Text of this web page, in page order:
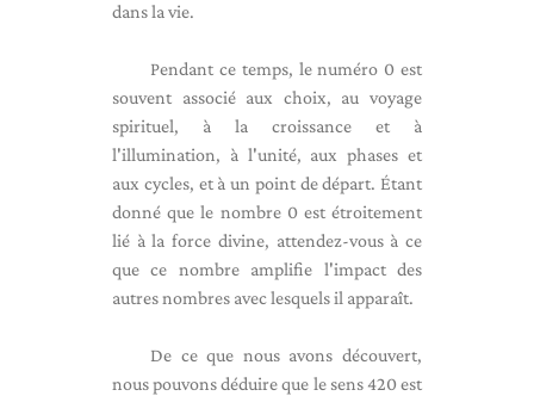
dans la vie.
Pendant ce temps, le numéro 0 est
souvent associé aux choix, au voyage
spirituel, à la croissance et à
l'illumination, à l'unité, aux phases et
aux cycles, et à un point de départ. Étant
donné que le nombre 0 est étroitement
lié à la force divine, attendez-vous à ce
que ce nombre amplifie l'impact des
autres nombres avec lesquels il apparaît.
De ce que nous avons découvert,
nous pouvons déduire que le sens 420 est